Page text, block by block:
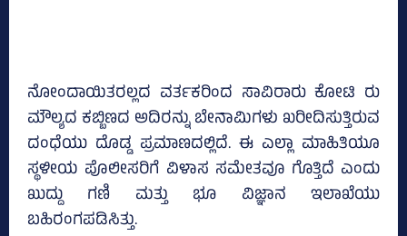
ನೋಂದಾಯಿತರಲ್ಲದ ವರ್ತಕರಿಂದ ಸಾವಿರಾರು ಕೋಟಿ ರು
ಮೌಲ್ಯದ ಕಬ್ಬಿಣದ ಅದಿರನ್ನು ಬೇನಾಮಿಗಳು ಖರೀದಿಸುತ್ತಿರುವ
ದಂಧೆಯು ದೊಡ್ಡ ಪ್ರಮಾಣದಲ್ಲಿದೆ. ಈ ಎಲ್ಲಾ ಮಾಹಿತಿಯೂ
ಸ್ಥಳೀಯ ಪೊಲೀಸರಿಗೆ ವಿಳಾಸ ಸಮೇತವೂ ಗೊತ್ತಿದೆ ಎಂದು
ಖುದ್ದು ಗಣಿ ಮತ್ತು ಭೂ ವಿಜ್ಞಾನ ಇಲಾಖೆಯು
ಬಹಿರಂಗಪಡಿಸಿತ್ತು.